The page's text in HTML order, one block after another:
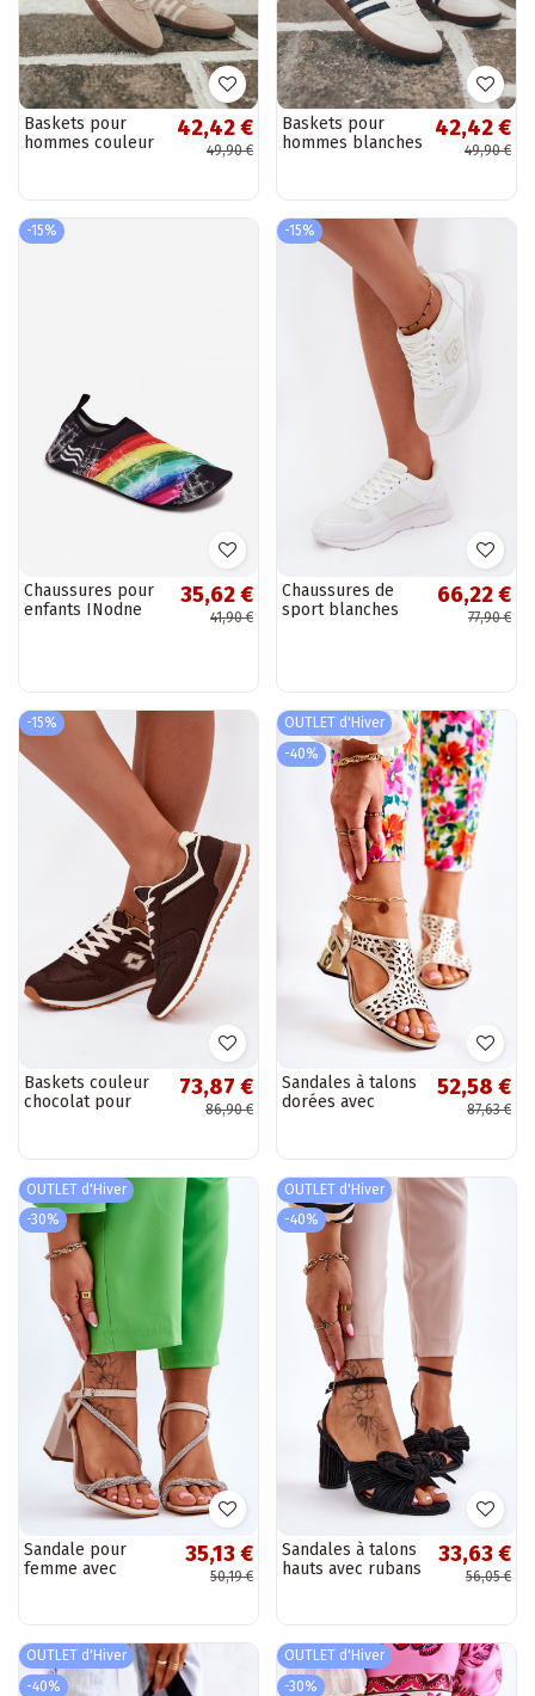
Baskets pour
hommes couleur
42,42 €
49,90 €
Baskets pour
hommes blanches
42,42 €
49,90 €
-15%
Chaussures pour
enfants INodne
35,62 €
41,90 €
-15%
Chaussures de
sport blanches
66,22 €
77,90 €
-15%
Baskets couleur
chocolat pour
73,87 €
86,90 €
OUTLET d'Hiver
-40%
Sandales à talons
dorées avec
52,58 €
87,63 €
OUTLET d'Hiver
-30%
Sandale pour
femme avec
35,13 €
50,19 €
OUTLET d'Hiver
-40%
Sandales à talons
hauts avec rubans
33,63 €
56,05 €
OUTLET d'Hiver
-40%
OUTLET d'Hiver
-30%